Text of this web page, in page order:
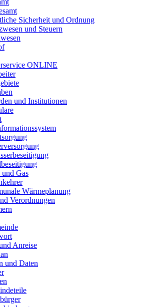
Sicherheit und Ordnung
und Steuern
ONLINE
und Institutionen
und Gas
Wärmeplanung
Verordnungen
Anreise
und Daten